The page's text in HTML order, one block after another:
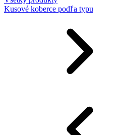
Kusové koberce podľa typu